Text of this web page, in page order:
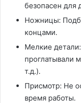
безопасен для
Ножницы:
концами.
Мелкие
проглатывали
т.д.).
Присмотр: Не
время работы.